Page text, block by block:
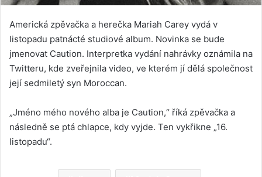
Americká zpěvačka a herečka Mariah Carey vydá v
listopadu patnácté studiové album. Novinka se bude
jmenovat Caution. Interpretka vydání nahrávky oznámila na
Twitteru, kde zveřejnila video, ve kterém jí dělá společnost
její sedmiletý syn Moroccan.
„Jméno mého nového alba je Caution,“ říká zpěvačka a
následně se ptá chlapce, kdy vyjde. Ten vykřikne „16.
listopadu“.